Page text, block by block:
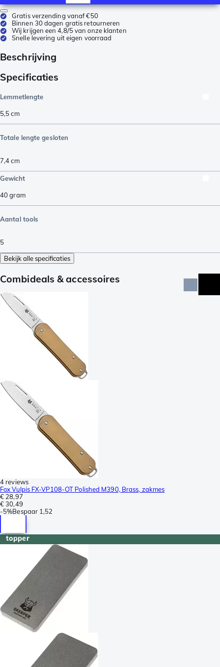
Gratis verzending vanaf €50
Binnen 30 dagen gratis retourneren
Wij krijgen een 4,8/5 van onze klanten
Snelle levering uit eigen voorraad
Beschrijving
Specificaties
Lemmetlengte
5,5cm
Totale lengte gesloten
7,4cm
Gewicht
40gram
Aantal tools
5
Bekijk alle specificaties
Combideals & accessoires
4 reviews
Fox Vulpis FX-VP108-OT Polished M390, Brass, zakmes
€ 28,97
€ 30,49
-5%Bespaar 1,52
topper